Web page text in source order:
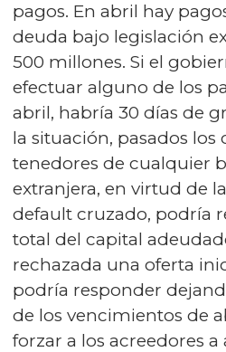
pagos. En abril hay
deuda bajo legislación
500 millones. Si el
efectuar alguno de los
abril, habría 30 días de
la situación, pasados los
tenedores de cualquier
extranjera, en virtud de
default cruzado, podría
total del capital
rechazada una oferta
podría responder
de los vencimientos de
forzar a los acreedores